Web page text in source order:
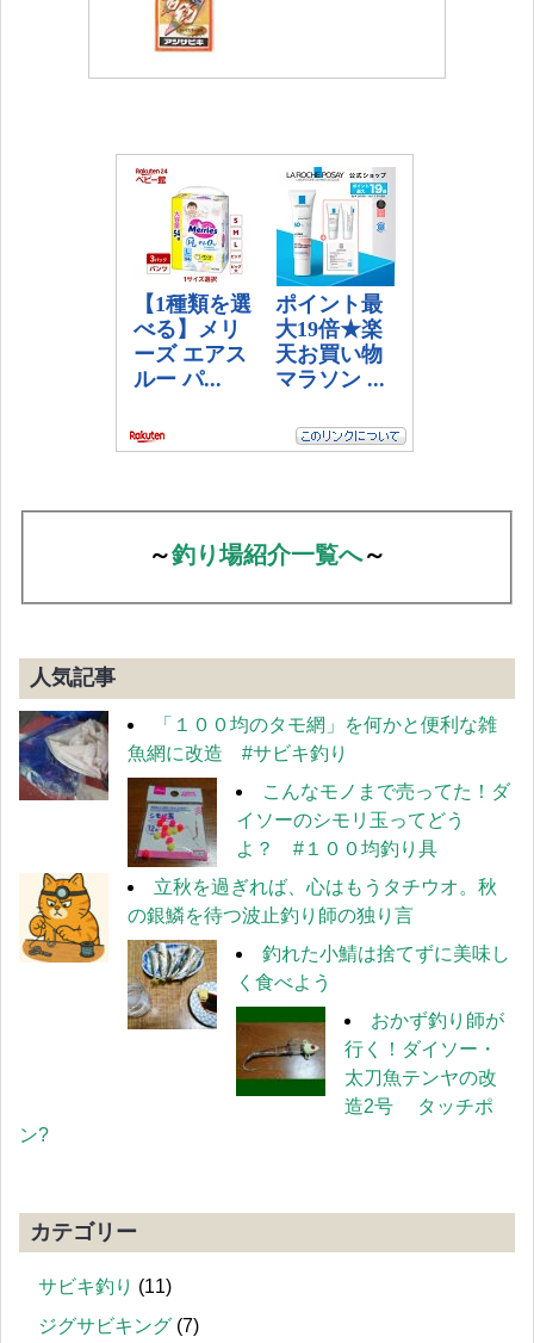
～釣り場紹介一覧へ～
人気記事
「１００均のタモ網」を何かと便利な雑
魚網に改造 #サビキ釣り
こんなモノまで売ってた！ダ
イソーのシモリ玉ってどう
よ？ #１００均釣り具
立秋を過ぎれば、心はもうタチウオ。秋
の銀鱗を待つ波止釣り師の独り言
釣れた小鯖は捨てずに美味し
く食べよう
おかず釣り師が
行く！ダイソー・
太刀魚テンヤの改
造2号 タッチポ
ン?
カテゴリー
サビキ釣り (11)
ジグサビキング (7)